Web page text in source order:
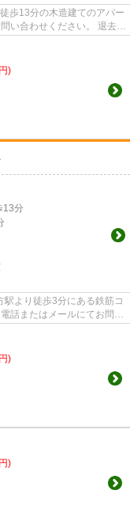
歩13分の木造建てのアパー
)
13分
より徒歩3分にある鉄筋コ
)
)